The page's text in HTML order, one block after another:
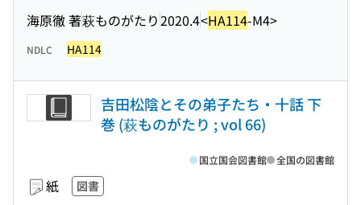
海原徹 著萩ものがたり2020.4<HA114-M4>
NDLC HA114
吉田松陰とその弟子たち・十話 下
巻 (萩ものがたり ; vol 66)
紙 図書
国立国会図書館 全国の図書館